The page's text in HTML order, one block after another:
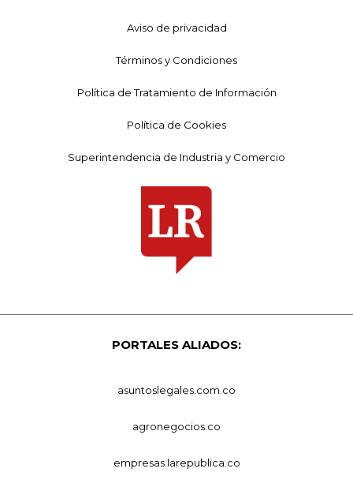
Aviso de privacidad
Términos y Condiciones
Política de Tratamiento de Información
Política de Cookies
Superintendencia de Industria y Comercio
PORTALES ALIADOS:
asuntoslegales.com.co
agronegocios.co
empresas.larepublica.co